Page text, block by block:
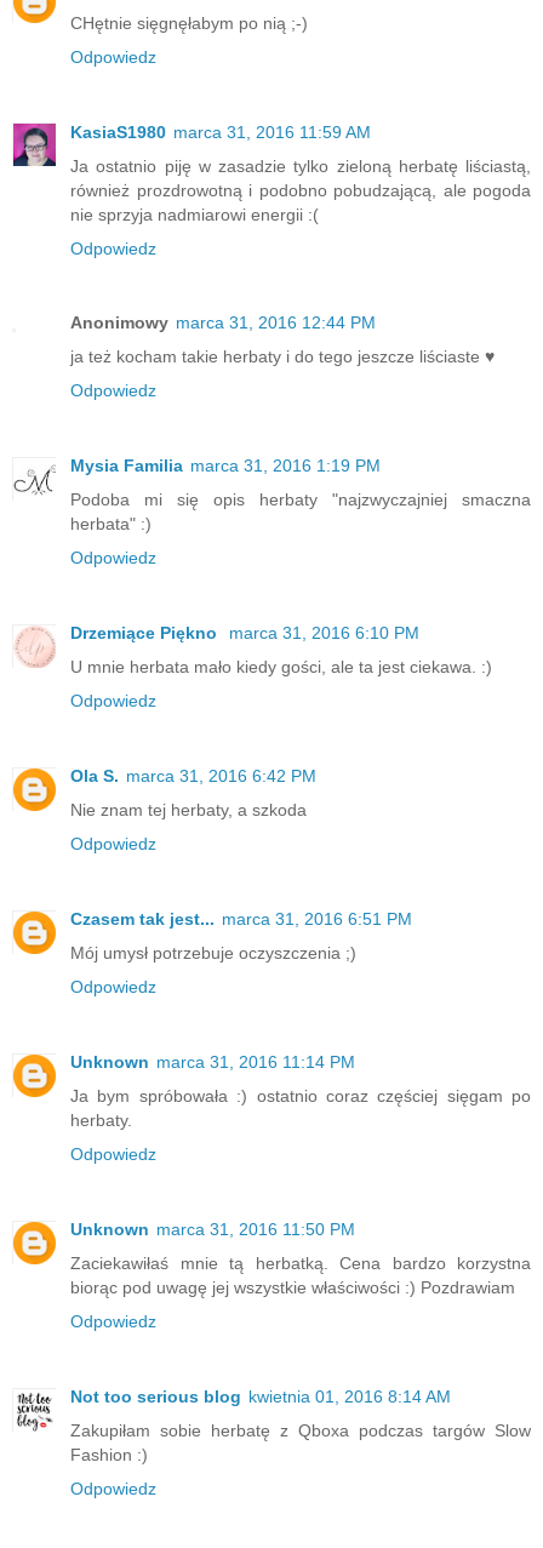
CHętnie sięgnęłabym po nią ;-)
Odpowiedz
KasiaS1980 marca 31, 2016 11:59 AM
Ja ostatnio piję w zasadzie tylko zieloną herbatę liściastą,
również prozdrowotną i podobno pobudzającą, ale pogoda
nie sprzyja nadmiarowi energii :(
Odpowiedz
Anonimowy marca 31, 2016 12:44 PM
ja też kocham takie herbaty i do tego jeszcze liściaste ♥
Odpowiedz
Mysia Familia marca 31, 2016 1:19 PM
Podoba mi się opis herbaty "najzwyczajniej smaczna
herbata" :)
Odpowiedz
Drzemiące Piękno
marca 31, 2016 6:10 PM
U mnie herbata mało kiedy gości, ale ta jest ciekawa. :)
Odpowiedz
Ola S. marca 31, 2016 6:42 PM
Nie znam tej herbaty, a szkoda
Odpowiedz
Czasem tak jest... marca 31, 2016 6:51 PM
Mój umysł potrzebuje oczyszczenia ;)
Odpowiedz
Unknown marca 31, 2016 11:14 PM
Ja bym spróbowała :) ostatnio coraz częściej sięgam po
herbaty.
Odpowiedz
Unknown marca 31, 2016 11:50 PM
Zaciekawiłaś mnie tą herbatką. Cena bardzo korzystna
biorąc pod uwagę jej wszystkie właściwości :) Pozdrawiam
Odpowiedz
Not too serious blog kwietnia 01, 2016 8:14 AM
Zakupiłam sobie herbatę z Qboxa podczas targów Slow
Fashion :)
Odpowiedz